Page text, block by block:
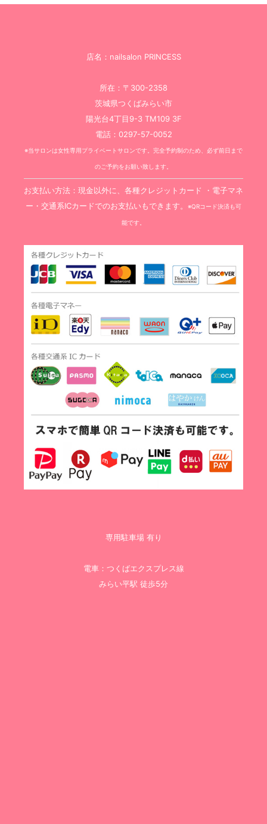
店名：nailsalon PRINCESS
所在：〒300-2358
茨城県つくばみらい市
陽光台4丁目9-3 TM109 3F
電話：0297-57-0052
※当サロンは女性専用プライベートサロンです。完全予約制のため、必ず前日まで
のご予約をお願い致します。
お支払い方法：現金以外に、各種クレジットカード ・電子マネ
ー・交通系ICカードでのお支払いもできます。
※QRコード決済も可
能です。
専用駐車場 有り
電車：つくばエクスプレス線
みらい平駅 徒歩5分